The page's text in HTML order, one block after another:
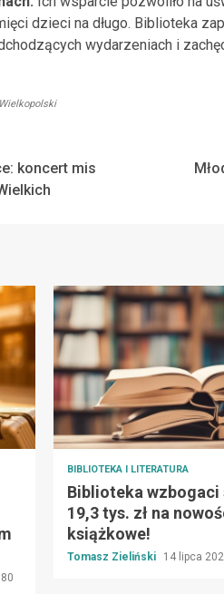
dzieci na długo. Biblioteka
wydarzeniach i
koncert mis
80
BIBLIOTEKA I LITERATURA
Biblioteka wzbogaci
19,3 tys. zł na
książkowe!
Tomasz Zieliński 14 lipca